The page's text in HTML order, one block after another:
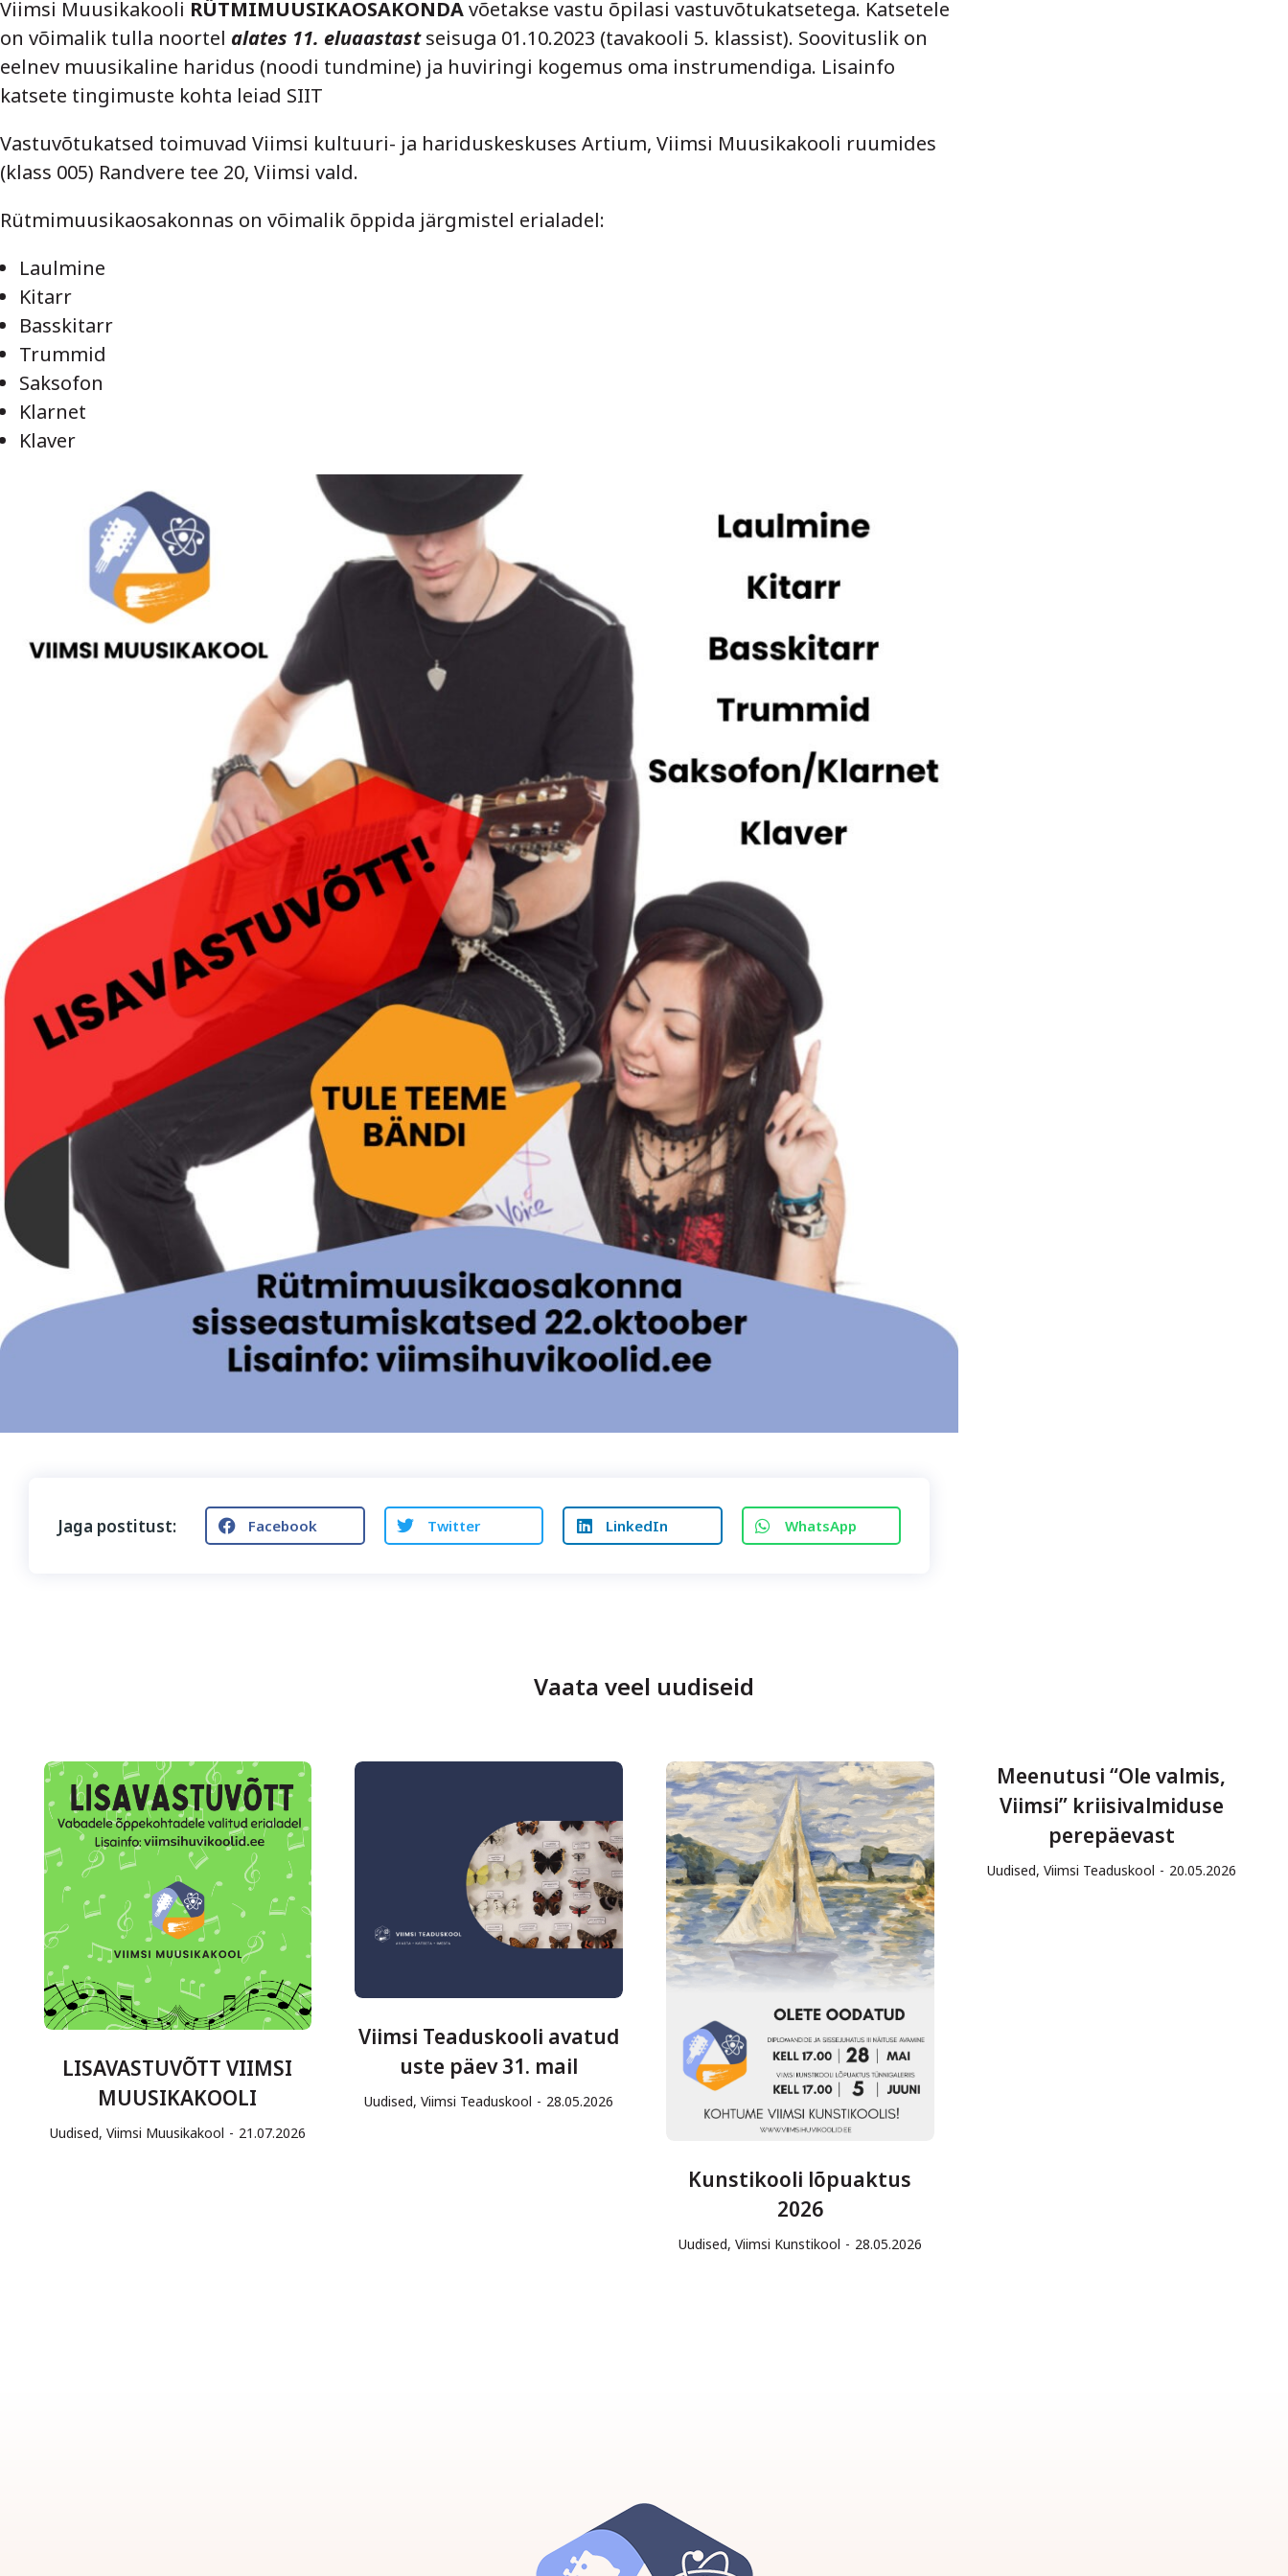
Viimsi Muusikakooli RÜTMIMUUSIKAOSAKONDAvõetakse vastu õpilasi vastuvõtukatsetega. Katsetele
on võimalik tulla noortel alates 11. eluaastastseisuga 01.10.2023 (tavakooli 5. klassist). Soovituslik on
eelnev muusikaline haridus (noodi tundmine) ja huviringi kogemus oma instrumendiga. Lisainfo
katsete tingimuste kohta leiad SIIT
Vastuvõtukatsed toimuvad Viimsi kultuuri- ja hariduskeskuses Artium, Viimsi Muusikakooli ruumides
(klass 005) Randvere tee 20, Viimsi vald.
Rütmimuusikaosakonnas on võimalik õppida järgmistel erialadel:
Laulmine
Kitarr
Basskitarr
Trummid
Saksofon
Klarnet
Klaver
Jaga postitust: Facebook Twitter LinkedIn WhatsApp
Vaata veel uudiseid
LISAVASTUVÕTT VIIMSI
MUUSIKAKOOLI
Uudised, Viimsi Muusikakool 21.07.2026
Viimsi Teaduskooli avatud
uste päev 31. mail
Uudised,Viimsi Teaduskool 28.05.2026
Kunstikooli lõpuaktus
2026
Uudised, Viimsi Kunstikool 28.05.2026
Meenutusi “Ole valmis,
Viimsi” kriisivalmiduse
perepäevast
Uudised, Viimsi Teaduskool 20.05.2026